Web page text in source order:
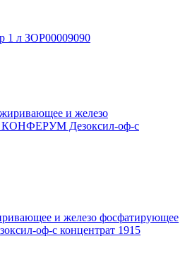
1 л ЗОР00009090
и железо фосфатирующее
оф-с концентрат 1915